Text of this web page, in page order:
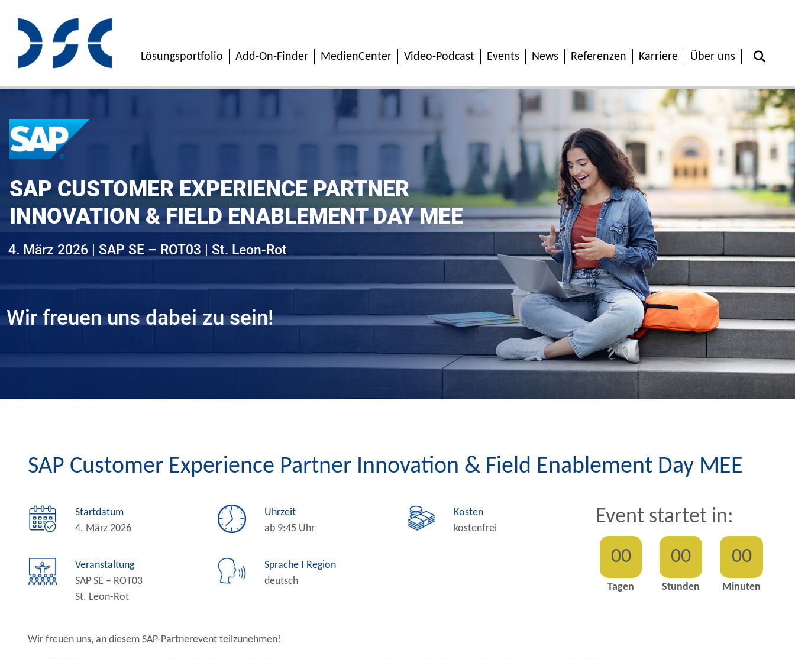
Lösungsportfolio Add-On-Finder MedienCenter Video-Podcast Events News Referenzen Karriere Über uns
SAP CUSTOMER EXPERIENCE PARTNER
INNOVATION & FIELD ENABLEMENT DAY MEE
Wir freuen uns dabei zu sein!
4. März 2026 | SAP SE – ROT03 | St. Leon-Rot
SAP Customer Experience Partner Innovation & Field Enablement Day MEE
Startdatum
4. März 2026
Veranstaltung
SAP SE – ROT03
St. Leon-Rot
Uhrzeit
ab 9:45 Uhr
Sprache Ι Region
deutsch
Kosten
kostenfrei
Event startet in:
00
Tagen
00
Stunden
00
Minuten
Wir freuen uns, an diesem SAP-Partnerevent teilzunehmen!